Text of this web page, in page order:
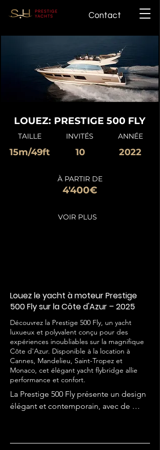
Contact
LOUEZ: PRESTIGE 500 FLY
TAILLE INVITÉS ANNÉE
15m/49ft 10 2022
À PARTIR DE
4'400€
VOIR PLUS
Louez le yacht à moteur Prestige
500 Fly sur la Côte d'Azur – 2025
Découvrez la Prestige 500 Fly, un yacht
luxueux et polyvalent conçu pour des
expériences inoubliables sur la magnifique
Côte d'Azur. Disponible à la location à
Cannes, Mandelieu, Saint-Tropez et
Monaco, cet élégant yacht flybridge allie
performance et confort.
La Prestige 500 Fly présente un design
élégant et contemporain, avec de
flybridge offre plusieurs coins salon, un